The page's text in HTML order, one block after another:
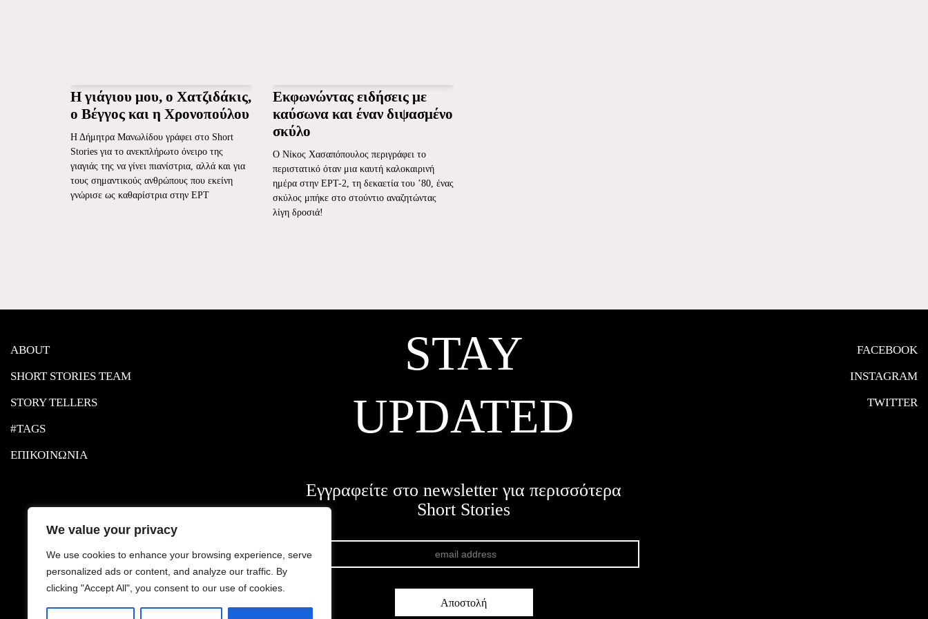
We value your privacy
We use cookies to enhance your browsing experience, serve
personalized ads or content, and analyze our traffic. By
clicking "Accept All", you consent to our use of cookies.
Η γιάγιου μου, ο Χατζιδάκις,
ο Βέγγος και η Χρονοπούλου
Η Δήμητρα Μανωλίδου γράφει στο Short
Stories για το ανεκπλήρωτο όνειρο της
γιαγιάς της να γίνει πιανίστρια, αλλά και για
τους σημαντικούς ανθρώπους που εκείνη
γνώρισε ως καθαρίστρια στην ΕΡΤ
Εκφωνώντας ειδήσεις με
καύσωνα και έναν διψασμένο
σκύλο
Ο Νίκος Χασαπόπουλος περιγράφει το
περιστατικό όταν μια καυτή καλοκαιρινή
ημέρα στην ΕΡΤ-2, τη δεκαετία του ’80, ένας
σκύλος μπήκε στο στούντιο αναζητώντας
λίγη δροσιά!
ABOUT
SHORT STORIES TEAM
STORY TELLERS
#TAGS
ΕΠΙΚΟΙΝΩΝΙΑ
STAY
UPDATED
Εγγραφείτε στο newsletter για περισσότερα
Short Stories
FACEBOOK
INSTAGRAM
TWITTER